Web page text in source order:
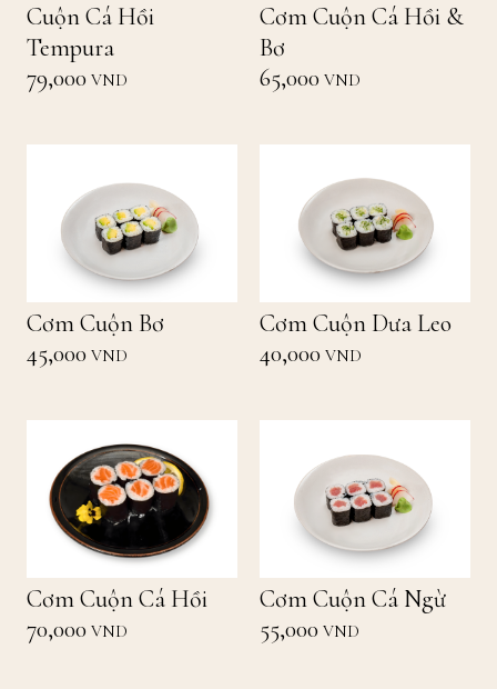
Cuộn Cá Hồi
Tempura
79,000 VND
Cơm Cuộn Cá Hồi &
Bơ
65,000 VND
Cơm Cuộn Bơ
45,000 VND
Cơm Cuộn Dưa Leo
40,000 VND
Cơm Cuộn Cá Hồi
70,000 VND
Cơm Cuộn Cá Ngừ
55,000 VND